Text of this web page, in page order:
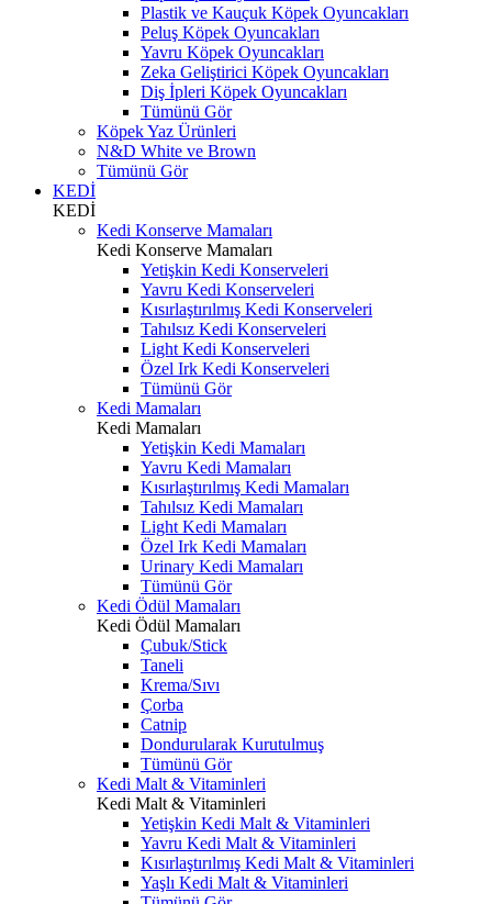
Plastik ve Kauçuk Köpek Oyuncakları
Peluş Köpek Oyuncakları
Yavru Köpek Oyuncakları
Zeka Geliştirici Köpek Oyuncakları
Diş İpleri Köpek Oyuncakları
Tümünü Gör
Köpek Yaz Ürünleri
N&D White ve Brown
Tümünü Gör
KEDİ
KEDİ
Kedi Konserve Mamaları
Kedi Konserve Mamaları
Yetişkin Kedi Konserveleri
Yavru Kedi Konserveleri
Kısırlaştırılmış Kedi Konserveleri
Tahılsız Kedi Konserveleri
Light Kedi Konserveleri
Özel Irk Kedi Konserveleri
Tümünü Gör
Kedi Mamaları
Kedi Mamaları
Yetişkin Kedi Mamaları
Yavru Kedi Mamaları
Kısırlaştırılmış Kedi Mamaları
Tahılsız Kedi Mamaları
Light Kedi Mamaları
Özel Irk Kedi Mamaları
Urinary Kedi Mamaları
Tümünü Gör
Kedi Ödül Mamaları
Kedi Ödül Mamaları
Çubuk/Stick
Taneli
Krema/Sıvı
Çorba
Catnip
Dondurularak Kurutulmuş
Tümünü Gör
Kedi Malt & Vitaminleri
Kedi Malt & Vitaminleri
Yetişkin Kedi Malt & Vitaminleri
Yavru Kedi Malt & Vitaminleri
Kısırlaştırılmış Kedi Malt & Vitaminleri
Yaşlı Kedi Malt & Vitaminleri